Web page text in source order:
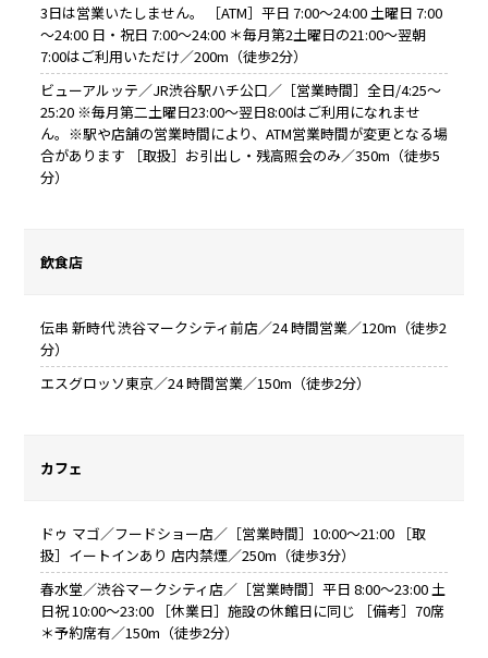
3日は営業いたしません。 ［ATM］平日 7:00～24:00 土曜日 7:00
～24:00 日・祝日 7:00～24:00 ＊毎月第2土曜日の21:00～翌朝
7:00はご利用いただけ／200m（徒歩2分）
ビューアルッテ／JR渋谷駅ハチ公口／［営業時間］全日/4:25～
25:20 ※毎月第二土曜日23:00～翌日8:00はご利用になれませ
ん。※駅や店舗の営業時間により、ATM営業時間が変更となる場
合があります ［取扱］お引出し・残高照会のみ／350m（徒歩5
分）
飲食店
伝串 新時代 渋谷マークシティ前店／24 時間営業／120m（徒歩2
分）
エスグロッソ東京／24 時間営業／150m（徒歩2分）
カフェ
ドゥ マゴ／フードショー店／［営業時間］10:00～21:00 ［取
扱］イートインあり 店内禁煙／250m（徒歩3分）
春水堂／渋谷マークシティ店／［営業時間］平日 8:00～23:00 土
日祝 10:00～23:00 ［休業日］施設の休館日に同じ ［備考］70席
＊予約席有／150m（徒歩2分）